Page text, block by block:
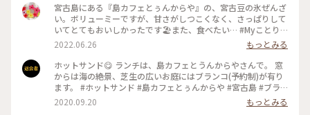
宮古島にある『島カフェとぅんからや』の、宮古豆の氷ぜんざ
い。ボリューミーですが、甘さがしつこくなく、さっぱりして
いてとてもおいしかったです🏖また、食べたい… #Myことり
っぷ #アートみたいな景色 #沖縄 #スイーツ #カフェ #宮古島 #
かき氷 #あずき
2022.06.26
もっとみる
ホットサンド😋 ランチは、島カフェとうんからやさんで。 窓
からは海の絶景、芝生の広いお庭にはブランコ(予約制)が有り
ます。 #ホットサンド #島カフェとぅんからや #宮古島 #ブラ
ンコ #ふらっとクリス
2020.09.20
もっとみる